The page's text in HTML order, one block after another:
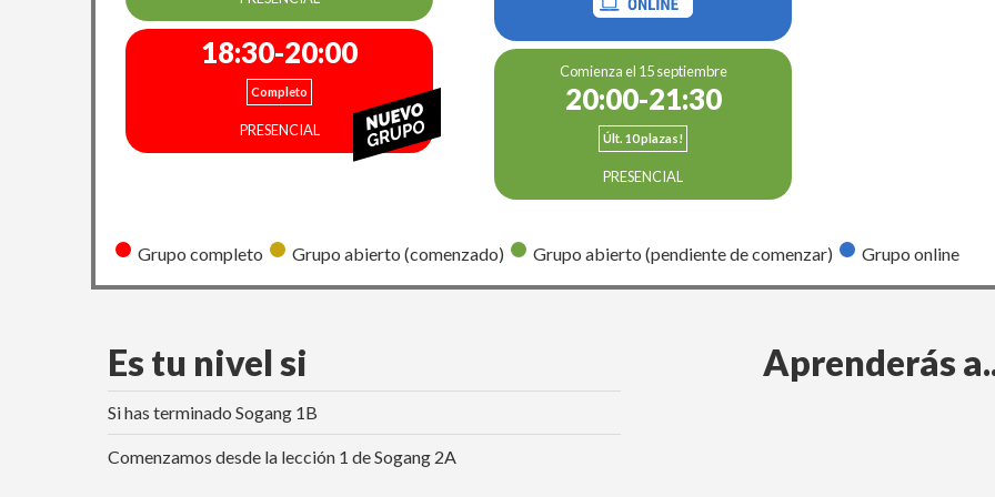
18:30-20:00
Completo
PRESENCIAL
Comienza el 15 septiembre
20:00-21:30
Últ. 10 plazas!
PRESENCIAL
Grupo completo Grupo abierto (comenzado) Grupo abierto (pendiente de comenzar) Grupo online
Es tu nivel si
Si has terminado Sogang 1B
Comenzamos desde la lección 1 de Sogang 2A
Aprenderás